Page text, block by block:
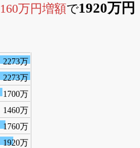
160万円増額で1920万円
2273万
2273万
1700万
1460万
1760万
1920万